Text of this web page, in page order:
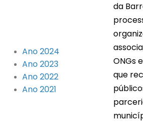
Ano 2024
Ano 2023
Ano 2022
Ano 2021
da
ONGs
que